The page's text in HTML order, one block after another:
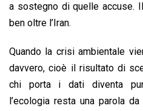
a sostegno di quelle accuse.
ben oltre l’Iran.
Quando la crisi ambientale
davvero, cioè il risultato di
chi porta i dati diventa
l’ecologia resta una parola